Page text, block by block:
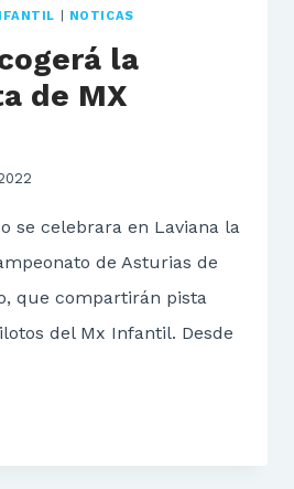
NOTICAS
la
de MX
se celebrara en Laviana la
de Asturias de
que compartirán pista
del Mx Infantil. Desde